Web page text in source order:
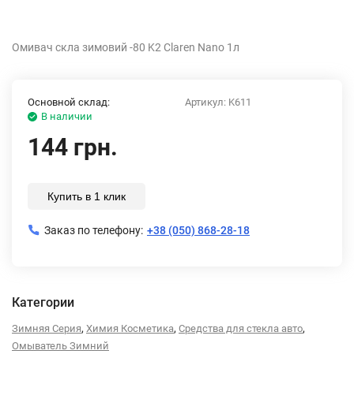
Омивач скла зимовий -80 K2 Claren Nano 1л
Артикул: K611
Основной склад:
В наличии
144 грн.
Купить в 1 клик
Заказ по телефону: +38 (050) 868-28-18
Категории
Зимняя Серия, Химия Косметика, Средства для стекла авто,
Омыватель Зимний